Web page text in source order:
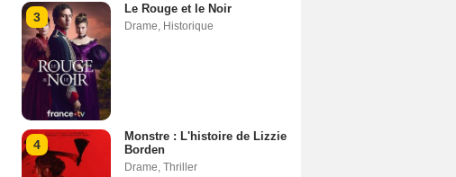
3
Le Rouge et le Noir
Drame Historique
4
Monstre : L'histoire de Lizzie
Borden
Drame Thriller